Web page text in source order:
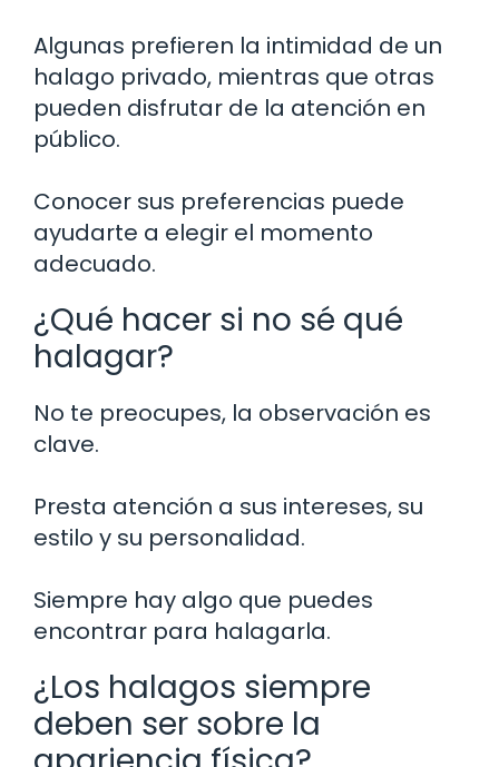
Algunas prefieren la intimidad de un
halago privado, mientras que otras
pueden disfrutar de la atención en
público.
Conocer sus preferencias puede
ayudarte a elegir el momento
adecuado.
¿Qué hacer si no sé qué
halagar?
No te preocupes, la observación es
clave.
Presta atención a sus intereses, su
estilo y su personalidad.
Siempre hay algo que puedes
encontrar para halagarla.
¿Los halagos siempre
deben ser sobre la